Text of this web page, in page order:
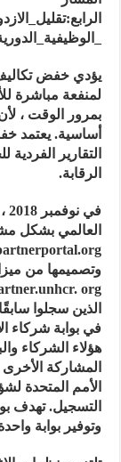
يؤدي خفض تكاليف
لمنفعة مباشرة
بمرور الوقت ،
أساسية. يعتمد
التقارير
الرقابة.
العالمي بشكل
الذين سجلوا
في بوابة شركاء
هؤلاء الشركاء
المشاركة
الأمم المتحدة
التسجيل. تهدف
وتوفير بوابة